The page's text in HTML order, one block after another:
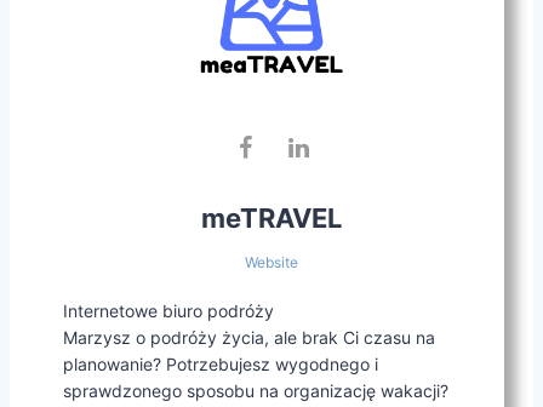
meTRAVEL
Website
Internetowe biuro podróży
Marzysz o podróży życia, ale brak Ci czasu na
planowanie? Potrzebujesz wygodnego i
sprawdzonego sposobu na organizację wakacji?